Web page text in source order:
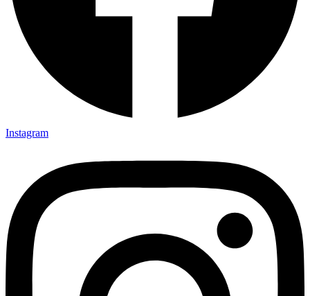
Instagram